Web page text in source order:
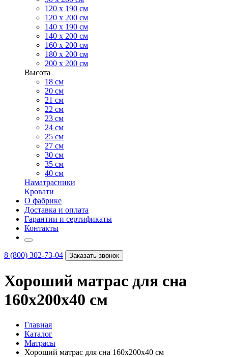
120 х 190 см
120 х 200 см
140 х 190 см
140 х 200 см
160 х 200 см
180 х 200 см
200 х 200 см
Высота
18 см
20 см
21 см
22 см
23 см
24 см
25 см
27 см
30 см
35 см
40 см
Наматрасники
Кровати
О фабрике
Доставка и оплата
Гарантии и сертификаты
Контакты
8 (800) 302-73-04 Заказать звонок
Хороший матрас для сна
160х200х40 см
Главная
Каталог
Матрасы
Хороший матрас для сна 160х200х40 см